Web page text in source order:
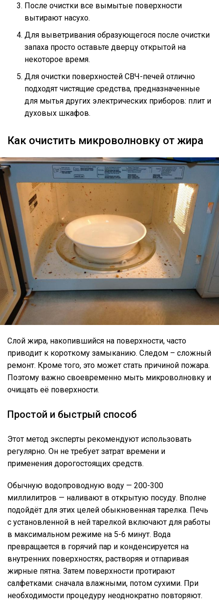
После очистки все вымытые поверхности
вытирают насухо.
Для выветривания образующегося после очистки
запаха просто оставьте дверцу открытой на
некоторое время.
Для очистки поверхностей СВЧ-печей отлично
подходят чистящие средства, предназначенные
для мытья других электрических приборов: плит и
духовых шкафов.
Как очистить микроволновку от жира
Слой жира, накопившийся на поверхности, часто
приводит к короткому замыканию. Следом – сложный
ремонт. Кроме того, это может стать причиной пожара.
Поэтому важно своевременно мыть микроволновку и
очищать её поверхности.
Простой и быстрый способ
Этот метод эксперты рекомендуют использовать
регулярно. Он не требует затрат времени и
применения дорогостоящих средств.
Обычную водопроводную воду — 200-300
миллилитров — наливают в открытую посуду. Вполне
подойдёт для этих целей обыкновенная тарелка. Печь
с установленной в ней тарелкой включают для работы
в максимальном режиме на 5-6 минут. Вода
превращается в горячий пар и конденсируется на
внутренних поверхностях, растворяя и отпаривая
жирные пятна. Затем поверхности протирают
салфетками: сначала влажными, потом сухими. При
необходимости процедуру неоднократно повторяют.